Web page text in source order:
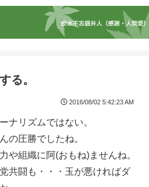
る。
2016/08/02 5:42:23 AM
ナリズムではない。
の圧勝でしたね。
や組織に阿(おもね)ませんね。
共闘も・・・玉が悪ければダ